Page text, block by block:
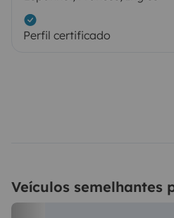
Perfil certificado
Veículos semelhantes